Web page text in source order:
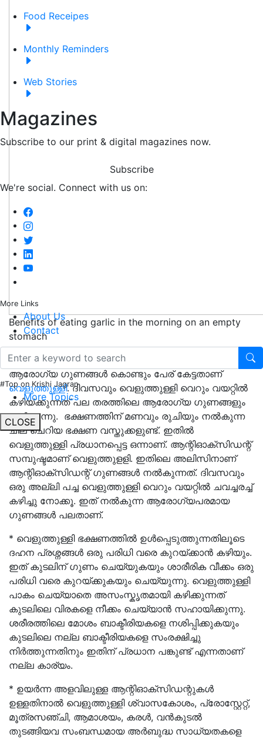
Food Receipes
Monthly Reminders
Web Stories
Magazines
Subscribe to our print & digital magazines now.
Subscribe
We're social. Connect with us on:
More Links
About Us
Contact
#Top on Krishi Jagran
More Topics
CLOSE
Benefits of eating garlic in the morning on an empty
stomach
വിഭവങ്ങൾക്ക് രുചി പകരാൻ മാത്രമല്ല, പല വിധ
ആരോഗ്യ ഗുണങ്ങൾ കൊണ്ടും പേര് കേട്ടതാണ്
വെളുത്തുള്ളി. ദിവസവും വെളുത്തുള്ളി വെറും വയറ്റിൽ
കഴിയ്ക്കുന്നത് പല തരത്തിലെ ആരോഗ്യ ഗുണങ്ങളും
നൽകുന്നു. ഭക്ഷണത്തിന് മണവും രുചിയും നൽകുന്ന
ചില ചെറിയ ഭക്ഷണ വസ്തുക്കളുണ്ട്. ഇതിൽ
വെളുത്തുള്ളി പ്രധാനപ്പെട്ട ഒന്നാണ്. ആന്റിഓക്‌സിഡന്റ്
സമ്പുഷ്ടമാണ് വെളുത്തുളളി. ഇതിലെ അലിസിനാണ്
ആന്റിഓക്‌സിഡന്റ് ഗുണങ്ങൾ നൽകുന്നത്. ദിവസവും
ഒരു അല്ലി പച്ച വെളുത്തുള്ളി വെറും വയറ്റിൽ ചവച്ചരച്ച്
കഴിച്ചു നോക്കൂ. ഇത് നൽകുന്ന ആരോഗ്യപരമായ
ഗുണങ്ങൾ പലതാണ്.
* വെളുത്തുള്ളി ഭക്ഷണത്തിൽ ഉൾപ്പെടുത്തുന്നതിലൂടെ
ദഹന പ്രശ്നങ്ങൾ ഒരു പരിധി വരെ കുറയ്ക്കാൻ കഴിയും.
ഇത് കുടലിന് ഗുണം ചെയ്യുകയും ശാരീരിക വീക്കം ഒരു
പരിധി വരെ കുറയ്ക്കുകയും ചെയ്യുന്നു. വെളുത്തുള്ളി
പാകം ചെയ്യാതെ അസംസ്കൃതമായി കഴിക്കുന്നത്
കുടലിലെ വിരകളെ നീക്കം ചെയ്യാൻ സഹായിക്കുന്നു.
ശരീരത്തിലെ മോശം ബാക്ടീരിയകളെ നശിപ്പിക്കുകയും
കുടലിലെ നല്ല ബാക്ടീരിയകളെ സംരക്ഷിച്ചു
നിർത്തുന്നതിനും ഇതിന് പ്രധാന പങ്കുണ്ട് എന്നതാണ്
നല്ല കാര്യം.
* ഉയർന്ന അളവിലുള്ള ആന്റിഓക്‌സിഡന്റുകൾ
ഉള്ളതിനാൽ വെളുത്തുള്ളി ശ്വാസകോശം, പ്രോസ്റ്റേറ്റ്,
മൂത്രസഞ്ചി, ആമാശയം, കരൾ, വൻകുടൽ
തുടങ്ങിയവ സംബന്ധമായ അർബുദ്ധ സാധ്യതകളെ